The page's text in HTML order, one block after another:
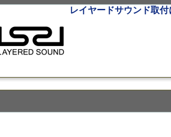
TWS EX-fMⅡ Monoblock 20
21インチ鍛造 TWS EXlete
レイヤードサウンド取付